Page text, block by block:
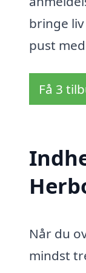
bringe
pust
Få 3
Når du
mindst